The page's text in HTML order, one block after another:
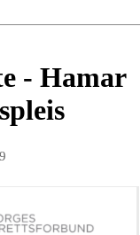
- Hamar